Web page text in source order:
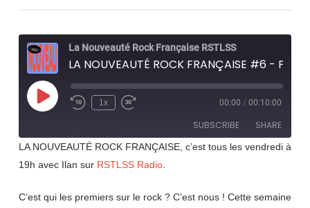
La Nouveauté Rock Française RSTLSS
Play
Episode Rewind
1x
Fast
seconds
00:00 / 00:10:00
SUBSCRIBE SHARE
SHARE
LINK
LA NOUVEAUTÉ ROCK FRANÇAISE, c’est tous les vendredi à
19h avec Ilan sur RSTLSS Radio.
C’est qui les premiers sur le rock ? C’est nous ! Cette semaine